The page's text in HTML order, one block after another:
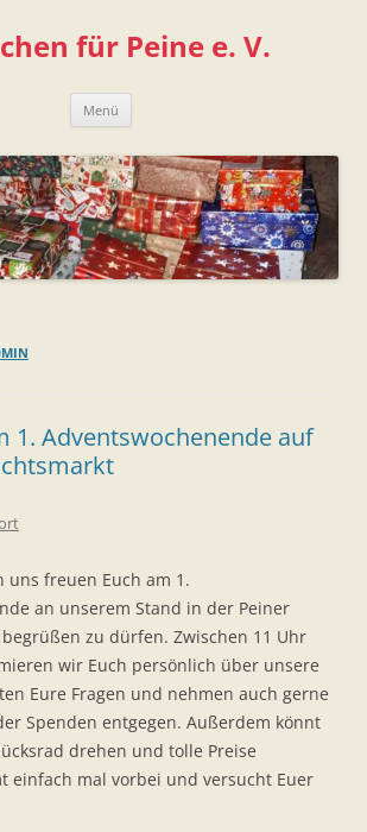
für Peine e. V.
Menü
1. Adventswochenende auf
uns freuen Euch am 1.
an unserem Stand in der Peiner
zu dürfen. Zwischen 11 Uhr
wir Euch persönlich über unsere
Eure Fragen und nehmen auch gerne
Spenden entgegen. Außerdem könnt
drehen und tolle Preise
einfach mal vorbei und versucht Euer